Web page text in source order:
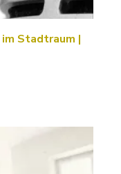
Stadtraum |